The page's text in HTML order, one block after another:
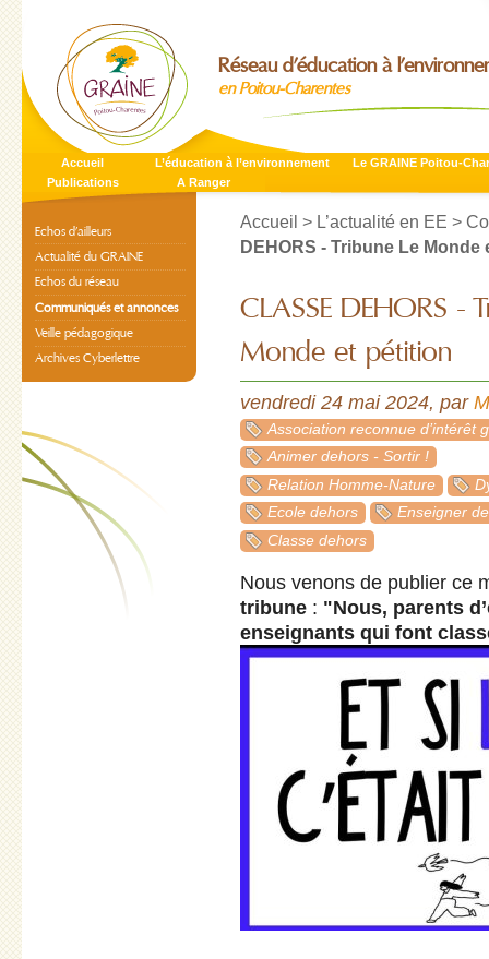
Réseau d’éducation à
en Poitou-Charentes
Accueil L’éducation à l’environnement
Le GRAINE Poitou-
Publications
A Ranger
Accueil > L’actualité en EE >
DEHORS - Tribune Le Monde
CLASSE DEHORS -
Monde et pétition
vendredi 24 mai 2024, par
Association reconnue d’intérêt
Animer dehors - Sortir !
Relation Homme-Nature
Ecole dehors
Enseigner
Classe dehors
Nous venons de publier ce
tribune : "Nous, parents
enseignants qui font
Echos d’ailleurs
Actualité du GRAINE
Echos du réseau
Communiqués et annonces
Veille pédagogique
Archives Cyberlettre